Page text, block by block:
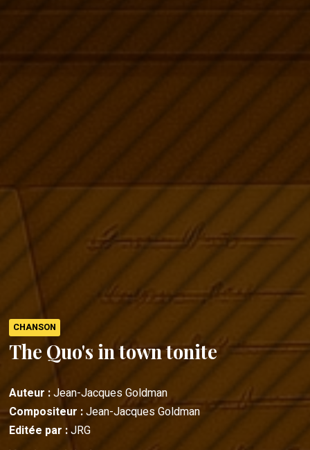
CHANSON
The Quo's in town tonite
Auteur :Jean-Jacques Goldman
Compositeur :Jean-Jacques Goldman
Editée par :JRG